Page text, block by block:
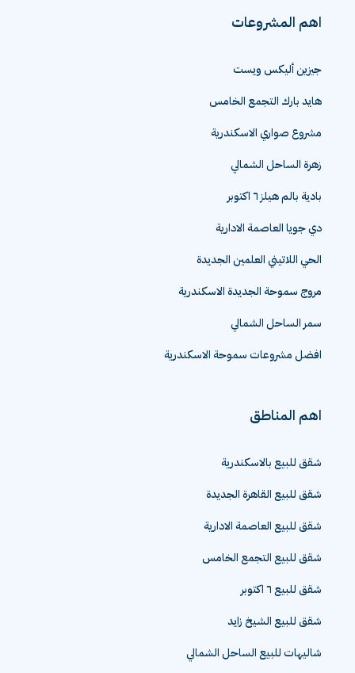
اهم المشروعات
جيزين أليكس ويست
هايد بارك التجمع الخامس
مشروع صواري الاسكندرية
زهرة الساحل الشمالي
بادية بالم هيلز ٦ اكتوبر
دي جويا العاصمة الادارية
الحي اللاتيني العلمين الجديدة
مروج سموحة الجديدة الاسكندرية
سمر الساحل الشمالي
افضل مشروعات سموحة الاسكندرية
اهم المناطق
شقق للبيع بالاسكندرية
شقق للبيع القاهرة الجديدة
شقق للبيع العاصمة الادارية
شقق للبيع التجمع الخامس
شقق للبيع ٦ اكتوبر
شقق للبيع الشيخ زايد
شاليهات للبيع الساحل الشمالي